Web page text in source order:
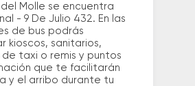
Molle se encuentra
- 9 De Julio 432. En las
de bus podrás
kioscos, sanitarios,
taxi o remis y puntos
que te facilitarán
y el arribo durante tu